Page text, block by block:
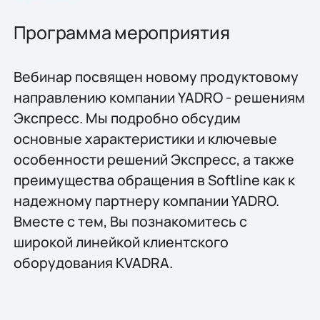
Программа мероприятия
Вебинар посвящен новому продуктовому
направлению компании YADRO - решениям
Экспресс. Мы подробно обсудим
основные характеристики и ключевые
особенности решений Экспресс, а также
преимущества обращения в Softline как к
надежному партнеру компании YADRO.
Вместе с тем, Вы познакомитесь с
широкой линейкой клиентского
оборудования KVADRA.